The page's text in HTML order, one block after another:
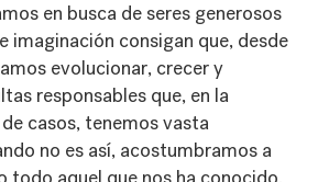
en busca de seres generosos
imaginación consigan que, desde
evolucionar, crecer y
responsables que, en la
casos, tenemos vasta
no es así, acostumbramos a